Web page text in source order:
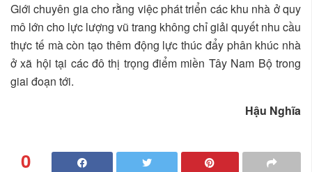
Giới chuyên gia cho rằng việc phát triển các khu nhà ở quy
mô lớn cho lực lượng vũ trang không chỉ giải quyết nhu cầu
thực tế mà còn tạo thêm động lực thúc đẩy phân khúc nhà
ở xã hội tại các đô thị trọng điểm miền Tây Nam Bộ trong
giai đoạn tới.
Hậu Nghĩa
0